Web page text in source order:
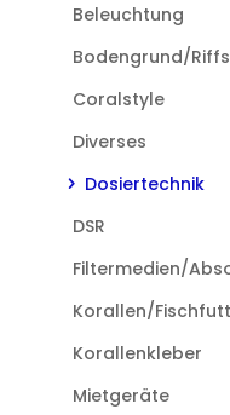
Beleuchtung
Bodengrund/
Coralstyle
Diverses
Dosiertechnik
DSR
Filtermedien/
Korallen/
Korallenkleber
Mietgeräte